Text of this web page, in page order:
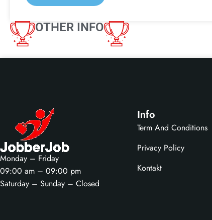
OTHER INFO
Monday – Friday
09:00 am – 09:00 pm
Saturday – Sunday – Closed
Info
Term And Conditions
Privacy Policy
Kontakt